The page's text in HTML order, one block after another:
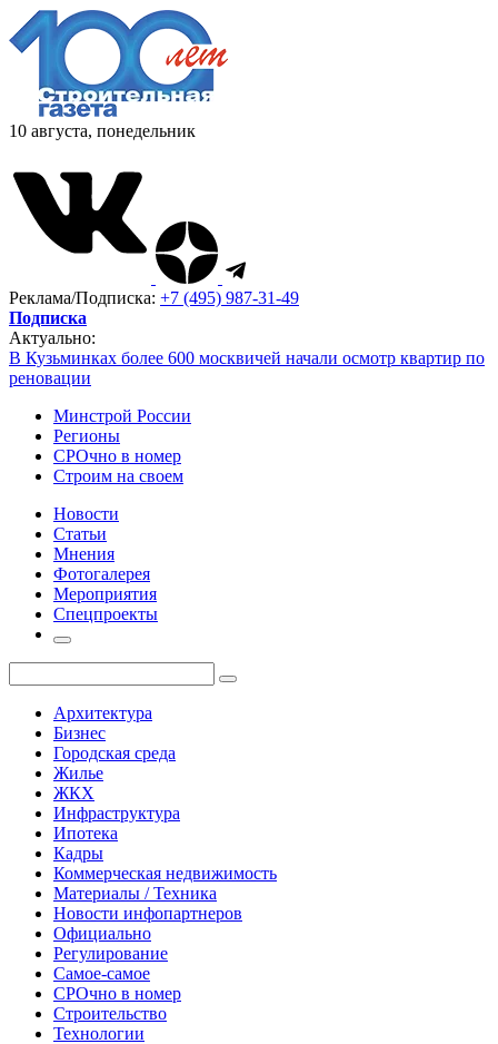
10 августа, понедельник
Реклама/Подписка: +7 (495) 987-31-49
Подписка
Актуально:
В Кузьминках более 600 москвичей начали осмотр квартир по
реновации
Минстрой России
Регионы
СРОчно в номер
Строим на своем
Новости
Статьи
Мнения
Фотогалерея
Мероприятия
Спецпроекты
Архитектура
Бизнес
Городская среда
Жилье
ЖКХ
Инфраструктура
Ипотека
Кадры
Коммерческая недвижимость
Материалы / Техника
Новости инфопартнеров
Официально
Регулирование
Самое-самое
СРОчно в номер
Строительство
Технологии